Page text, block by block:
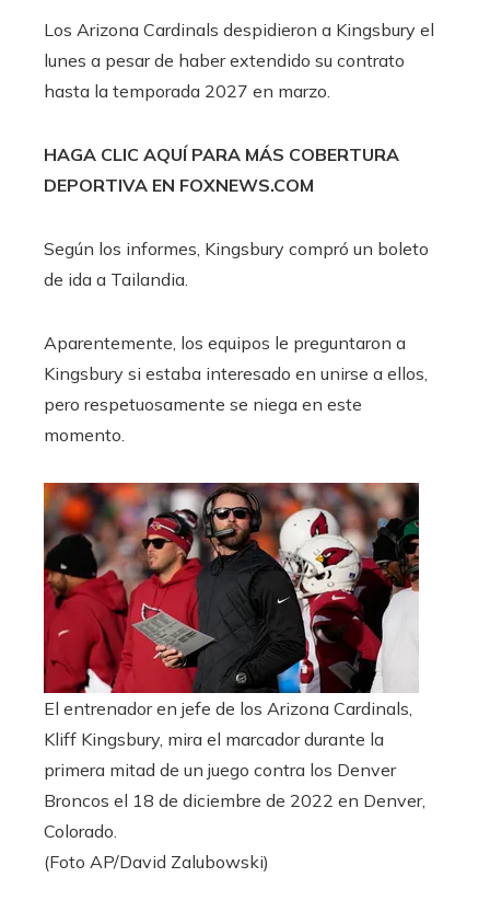
Los Arizona Cardinals despidieron a Kingsbury el
lunes a pesar de haber extendido su contrato
hasta la temporada 2027 en marzo.
HAGA CLIC AQUÍ PARA MÁS COBERTURA
DEPORTIVA EN FOXNEWS.COM
Según los informes, Kingsbury compró un boleto
de ida a Tailandia.
Aparentemente, los equipos le preguntaron a
Kingsbury si estaba interesado en unirse a ellos,
pero respetuosamente se niega en este
momento.
El entrenador en jefe de los Arizona Cardinals,
Kliff Kingsbury, mira el marcador durante la
primera mitad de un juego contra los Denver
Broncos el 18 de diciembre de 2022 en Denver,
Colorado.
(Foto AP/David Zalubowski)